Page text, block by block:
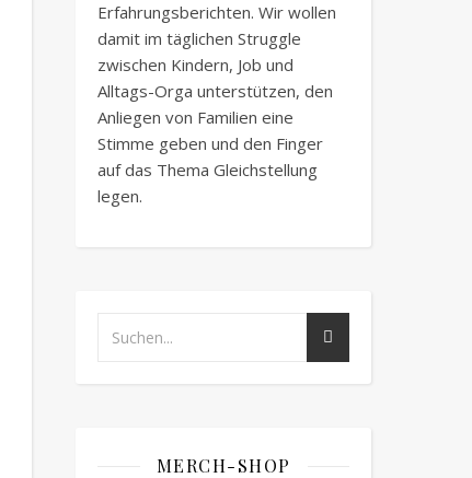
Erfahrungsberichten. Wir wollen
damit im täglichen Struggle
zwischen Kindern, Job und
Alltags-Orga unterstützen, den
Anliegen von Familien eine
Stimme geben und den Finger
auf das Thema Gleichstellung
legen.
MERCH-SHOP